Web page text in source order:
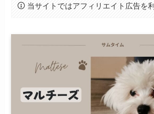
当サイトではアフィリエイト広告を